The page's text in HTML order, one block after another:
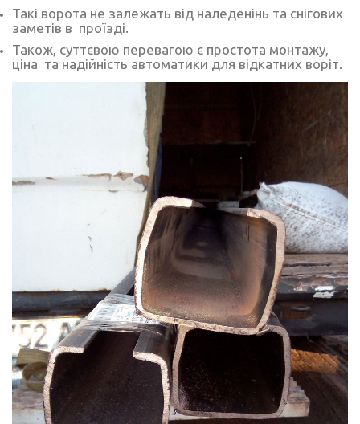
Такі ворота не залежать від наледенінь та снігових
заметів в проїзді.
Також, суттєвою перевагою є простота монтажу,
ціна та надійність автоматики для відкатних воріт.